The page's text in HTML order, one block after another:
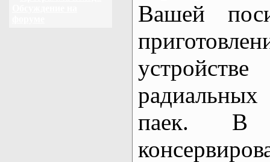
Вашей
паек. В